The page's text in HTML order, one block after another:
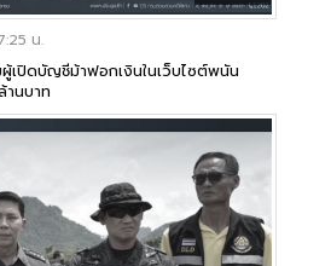
น.
เปิดบัญชีม้าฟอกเงินในเว็บไซต์พนัน
นบาท